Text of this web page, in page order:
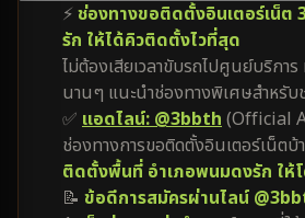
⚡ ช่องทางขอติดตั้งอินเตอร์เน็ต
รัก ให้ได้คิวติดตั้งไวที่สุด
ไม่ต้องเสียเวลาขับรถไปศูนย์บริกา
นานๆ แนะนำช่องทางพิเศษสำหรับ
✅ แอดไลน์: @3bbth(Official
ช่องทางการขอติดตั้งอินเตอร์เน็ตบ้
ติดตั้งพื้นที่ อำเภอพนมดงรัก ให้
📝 ข้อดีการสมัครผ่านไลน์